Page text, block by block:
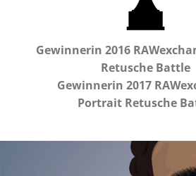
Gewinnerin 2016
Retusche Battle
Gewinnerin 2017
Portrait Retusche